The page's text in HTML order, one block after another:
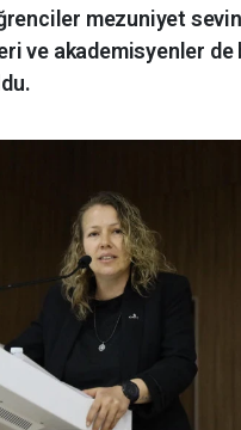
mezuniyet
ve akademisyenler de